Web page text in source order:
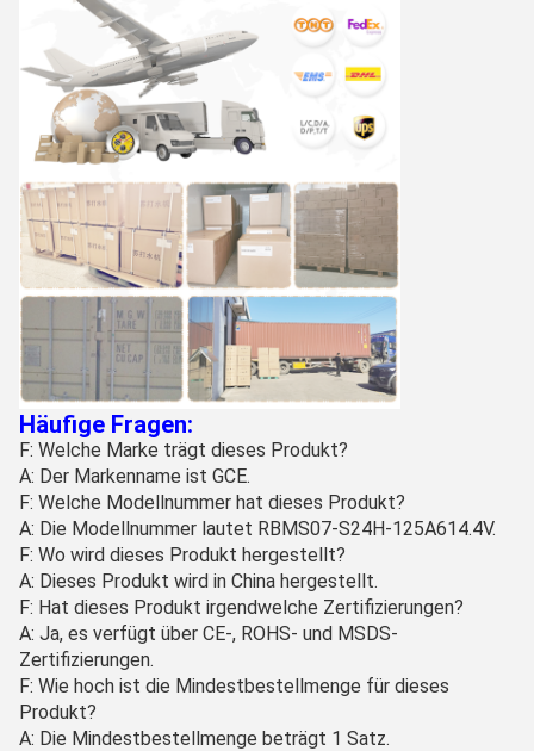
Häufige Fragen:
F: Welche Marke trägt dieses Produkt?
A: Der Markenname ist GCE.
F: Welche Modellnummer hat dieses Produkt?
A: Die Modellnummer lautet RBMS07-S24H-125A614.4V.
F: Wo wird dieses Produkt hergestellt?
A: Dieses Produkt wird in China hergestellt.
F: Hat dieses Produkt irgendwelche Zertifizierungen?
A: Ja, es verfügt über CE-, ROHS- und MSDS-
Zertifizierungen.
F: Wie hoch ist die Mindestbestellmenge für dieses
Produkt?
A: Die Mindestbestellmenge beträgt 1 Satz.